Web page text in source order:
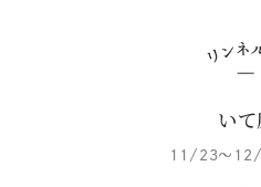
い
11/23～12/